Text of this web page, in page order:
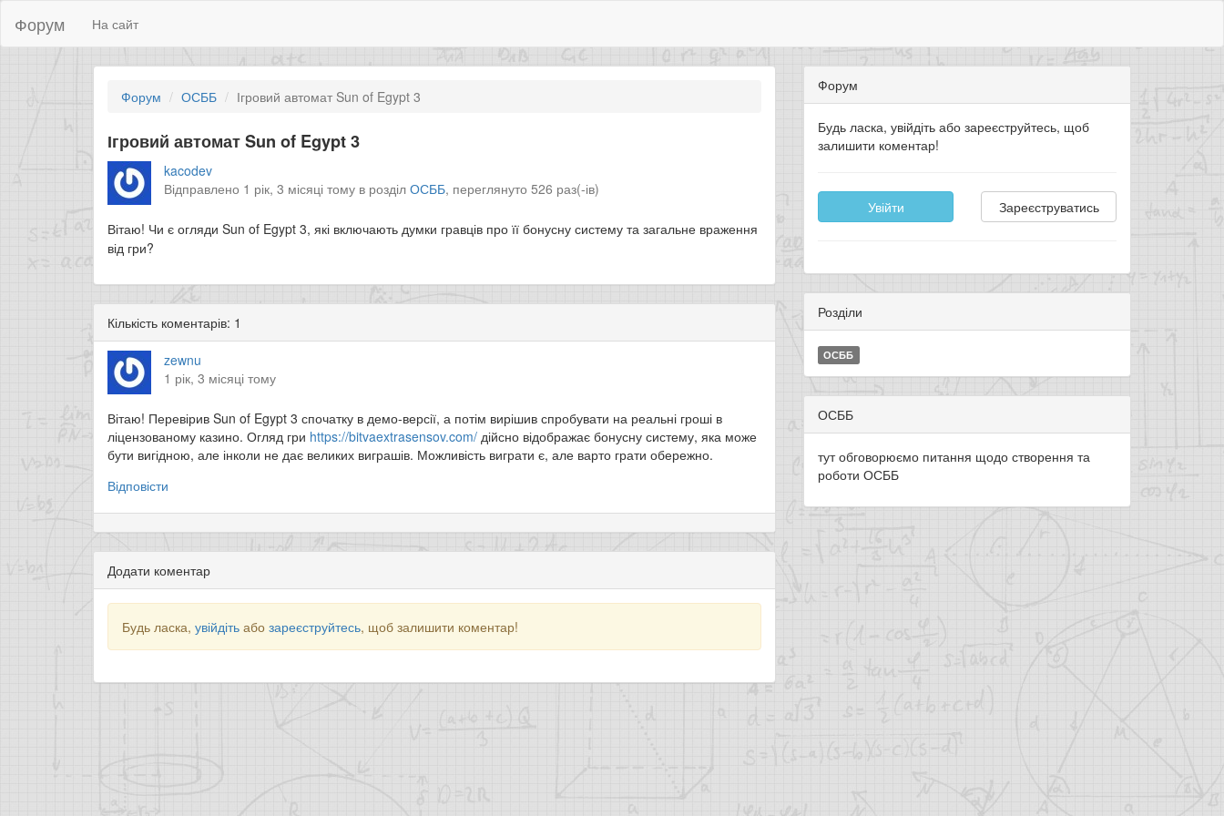
Форум На сайт
Форум ОСББ Ігровий автомат Sun of Egypt 3
Ігровий автомат Sun of Egypt 3
kacodev
Відправлено 1 рік, 3 місяці тому в розділОСББ, переглянуто 526 раз(-ів)
Вітаю! Чи є огляди Sun of Egypt 3, які включають думки гравців про її бонусну систему та загальне враження
від гри?
Кількість коментарів: 1
zewnu
1 рік, 3 місяці тому
Вітаю! Перевірив Sun of Egypt 3 спочатку в демо-версії, а потім вирішив спробувати на реальні гроші в
ліцензованому казино. Огляд гри https://bitvaextrasensov.com/ дійсно відображає бонусну систему, яка може
бути вигідною, але інколи не дає великих виграшів. Можливість виграти є, але варто грати обережно.
Відповісти
Додати коментар
Будь ласка, увійдіть або зареєструйтесь, щоб залишити коментар!
Форум
Будь ласка, увійдіть або зареєструйтесь, щоб
залишити коментар!
Увійти Зареєструватись
Розділи
ОСББ
ОСББ
тут обговорюємо питання щодо створення та
роботи ОСББ